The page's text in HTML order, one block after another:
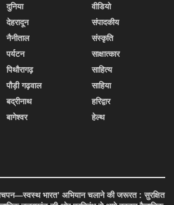
दुनिया
देहरादून
नैनीताल
पर्यटन
पिथौरागढ़
पौड़ी गढ़वाल
बद्रीनाथ
बागेश्वर
वीडियो
संपादकीय
संस्कृति
साक्षात्कार
साहित्य
साहिया
हरिद्वार
हेल्थ
भारत’ अभियान चलाने की जरूरत : सुरक्षित